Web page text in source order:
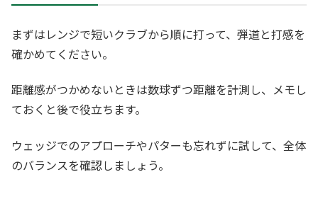
まずはレンジで短いクラブから順に打って、弾道と打感を
確かめてください。
距離感がつかめないときは数球ずつ距離を計測し、メモし
ておくと後で役立ちます。
ウェッジでのアプローチやパターも忘れずに試して、全体
のバランスを確認しましょう。